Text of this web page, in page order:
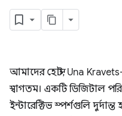
আমাদের হোস্ট, Una
স্বাগতম। একটি ডিজিটাল
ইন্টারেক্টিভ স্পর্শগুলি